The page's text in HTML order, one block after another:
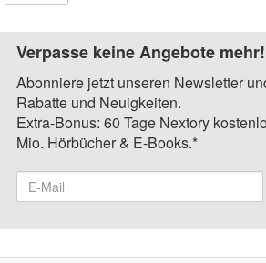
Verpasse keine Angebote mehr!
Abonniere jetzt unseren Newsletter
Rabatte und Neuigkeiten.
Extra-Bonus: 60 Tage Nextory
Mio. Hörbücher & E-Books.*